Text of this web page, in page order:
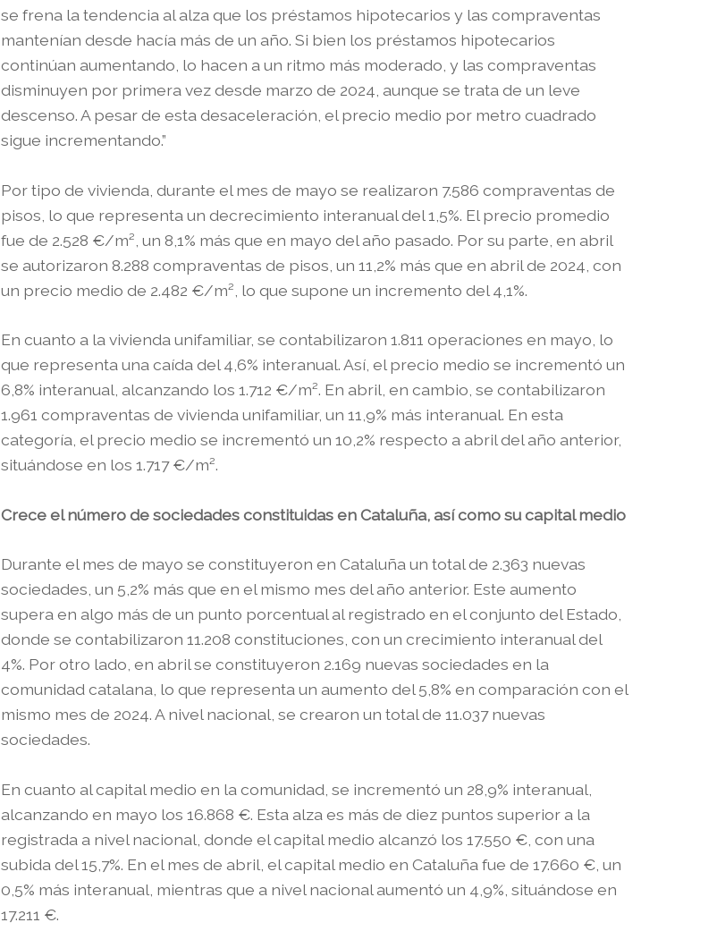
se frena la tendencia al alza que los préstamos hipotecarios y las compraventas
mantenían desde hacía más de un año. Si bien los préstamos hipotecarios
continúan aumentando, lo hacen a un ritmo más moderado, y las compraventas
disminuyen por primera vez desde marzo de 2024, aunque se trata de un leve
descenso. A pesar de esta desaceleración, el precio medio por metro cuadrado
sigue incrementando.”
Por tipo de vivienda, durante el mes de mayo se realizaron 7.586 compraventas de
pisos, lo que representa un decrecimiento interanual del 1,5%. El precio promedio
fue de 2.528 €/m², un 8,1% más que en mayo del año pasado. Por su parte, en abril
se autorizaron 8.288 compraventas de pisos, un 11,2% más que en abril de 2024, con
un precio medio de 2.482 €/m², lo que supone un incremento del 4,1%.
En cuanto a la vivienda unifamiliar, se contabilizaron 1.811 operaciones en mayo, lo
que representa una caída del 4,6% interanual. Así, el precio medio se incrementó un
6,8% interanual, alcanzando los 1.712 €/m². En abril, en cambio, se contabilizaron
1.961 compraventas de vivienda unifamiliar, un 11,9% más interanual. En esta
categoría, el precio medio se incrementó un 10,2% respecto a abril del año anterior,
situándose en los 1.717 €/m².
Crece el número de sociedades constituidas en Cataluña, así como su capital medio
Durante el mes de mayo se constituyeron en Cataluña un total de 2.363 nuevas
sociedades, un 5,2% más que en el mismo mes del año anterior. Este aumento
supera en algo más de un punto porcentual al registrado en el conjunto del Estado,
donde se contabilizaron 11.208 constituciones, con un crecimiento interanual del
4%. Por otro lado, en abril se constituyeron 2.169 nuevas sociedades en la
comunidad catalana, lo que representa un aumento del 5,8% en comparación con el
mismo mes de 2024. A nivel nacional, se crearon un total de 11.037 nuevas
sociedades.
En cuanto al capital medio en la comunidad, se incrementó un 28,9% interanual,
alcanzando en mayo los 16.868 €. Esta alza es más de diez puntos superior a la
registrada a nivel nacional, donde el capital medio alcanzó los 17.550 €, con una
subida del 15,7%. En el mes de abril, el capital medio en Cataluña fue de 17.660 €, un
0,5% más interanual, mientras que a nivel nacional aumentó un 4,9%, situándose en
17.211 €.